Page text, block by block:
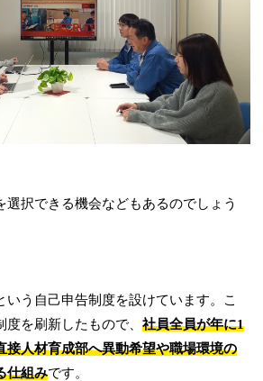
選択できる機会などもあるのでしょう
いう自己申告制度を設けています。こ
度を刷新したもので、社員全員が年に1
接人材育成部へ異動希望や職場環境の
仕組みです。